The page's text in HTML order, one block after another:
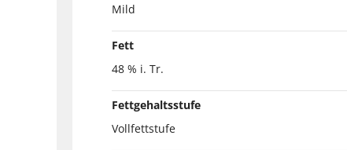
Mild
Fett
48 % i. Tr.
Fettgehaltsstufe
Vollfettstufe